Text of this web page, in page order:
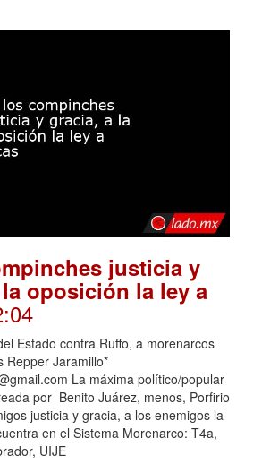
justicia y
oposición la ley a
Estado contra Ruffo, a morenarcos
Repper Jaramillo*
La máxima político/popular
por Benito Juárez, menos, Porfirio
justicia y gracia, a los enemigos la
en el Sistema Morenarco: T4a,
UIJE